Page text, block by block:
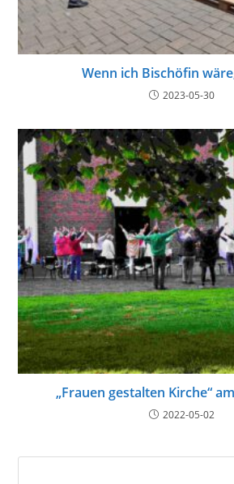
Wenn ich Bischöfin
2023-05-30
„Frauen gestalten Kirche“
2022-05-02